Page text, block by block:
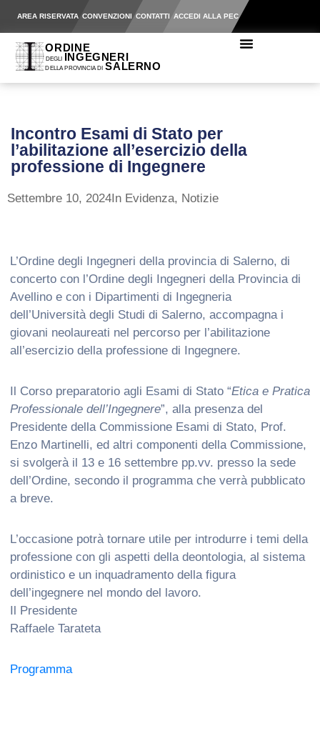
AREA RISERVATA CONVENZIONI CONTATTI ACCEDI ALLA PEC
Incontro Esami di Stato per
l’abilitazione all’esercizio della
professione di Ingegnere
Settembre 10, 2024In Evidenza, Notizie
L’Ordine degli Ingegneri della provincia di Salerno, di
concerto con l’Ordine degli Ingegneri della Provincia di
Avellino e con i Dipartimenti di Ingegneria
dell’Università degli Studi di Salerno, accompagna i
giovani neolaureati nel percorso per l’abilitazione
all’esercizio della professione di Ingegnere.
Il Corso preparatorio agli Esami di Stato “Etica e Pratica
Professionale dell’Ingegnere”, alla presenza del
Presidente della Commissione Esami di Stato, Prof.
Enzo Martinelli, ed altri componenti della Commissione,
si svolgerà il 13 e 16 settembre pp.vv. presso la sede
dell’Ordine, secondo il programma che verrà pubblicato
a breve.
L’occasione potrà tornare utile per introdurre i temi della
professione con gli aspetti della deontologia, al sistema
ordinistico e un inquadramento della figura
dell’ingegnere nel mondo del lavoro.
Il Presidente
Raffaele Tarateta
Programma